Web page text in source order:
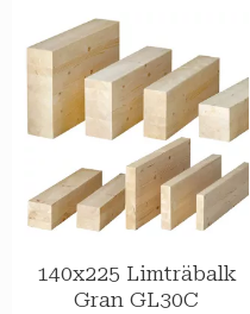
140x225 Limträbalk
Gran GL30C